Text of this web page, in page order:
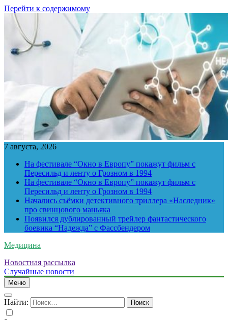
Перейти к содержимому
7 августа, 2026
На фестивале “Окно в Европу” покажут фильм с
Пересильд и ленту о Грозном в 1994
На фестивале “Окно в Европу” покажут фильм с
Пересильд и ленту о Грозном в 1994
Начались съёмки детективного триллера «Наследник»
про свинцового маньяка
Появился дублированный трейлер фантастического
боевика “Надежда” с Фассбендером
Медицина
Новостная рассылка
Случайные новости
Меню
Найти: